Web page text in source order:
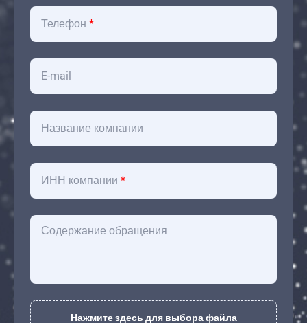
Телефон *
E-mail
Название компании
ИНН компании *
Содержание обращения